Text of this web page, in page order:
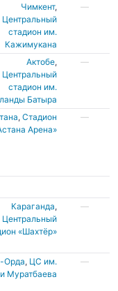
Чимкент,
Центральный
стадион им.
Кажимукана
—
Актобе,
Центральный
стадион им.
Батыра
—
,Стадион
Арена»
—
Караганда,
Центральный
«Шахтёр»
—
Орда, ЦC им.
Муратбаева
—